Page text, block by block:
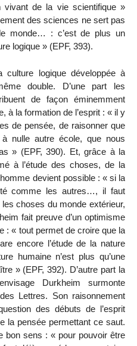
vivant de la vie scientifique »
des sciences ne sert pas
monde… : c’est de plus un
logique » (EPF, 393).
culture logique développée à
double.
D’une part les
de façon éminemment
à la formation de l’esprit : « il y
de pensée, de raisonner que
nulle autre école, que nous
» (EPF, 390). Et, grâce à la
à l’étude des choses, de la
devient possible : « si la
comme les autres…, il faut
choses du monde extérieur,
fait preuve d’un optimisme
: « tout permet de croire que la
encore l’étude de la nature
humaine n’est plus qu’une
» (EPF, 392). D’autre part la
Durkheim surmonte
Lettres. Son raisonnement
des débuts de l’esprit
la pensée permettant ce saut.
bon sens : « pour pouvoir être